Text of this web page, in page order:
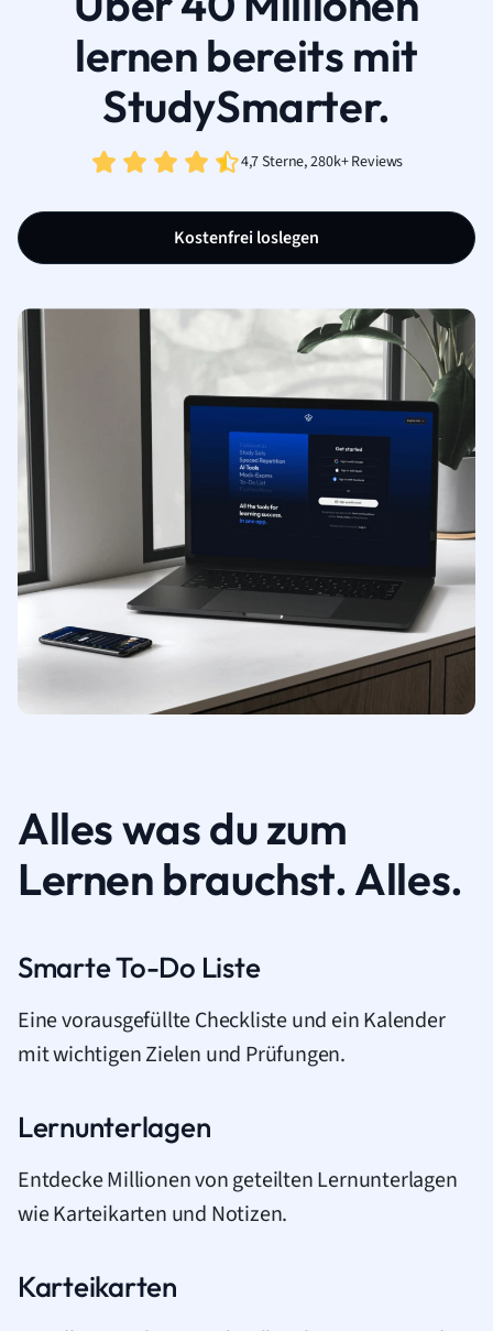
lernen bereits mit
StudySmarter.
4,7 Sterne, 280k+ Reviews
Kostenfrei loslegen
Alles was du zum
Lernen brauchst. Alles.
Smarte To-Do Liste
Eine vorausgefüllte Checkliste und ein Kalender
mit wichtigen Zielen und Prüfungen.
Lernunterlagen
Entdecke Millionen von geteilten Lernunterlagen
wie Karteikarten und Notizen.
Karteikarten